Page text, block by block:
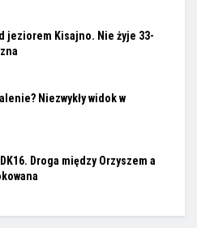
jeziorem Kisajno. Nie żyje 33-
Niezwykły widok w
Droga między Orzyszem a